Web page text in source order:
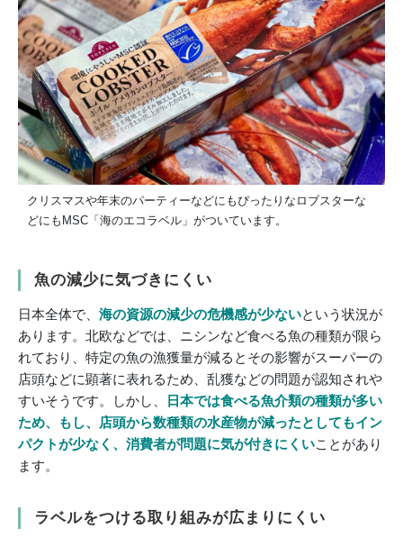
クリスマスや年末のパーティーなどにもぴったりなロブスターな
どにもMSC「海のエコラベル」がついています。
魚の減少に気づきにくい
日本全体で、 海の資源の減少の危機感が少ないという状況が
あります。北欧などでは、ニシンなど食べる魚の種類が限ら
れており、特定の魚の漁獲量が減るとその影響がスーパーの
店頭などに顕著に表れるため、乱獲などの問題が認知されや
すいそうです。しかし、
日本では食べる魚介類の種類が多い
ため、もし、店頭から数種類の水産物が減ったとしてもイン
パクトが少なく、消費者が問題に気が付きにくいことがあり
ます。
ラベルをつける取り組みが広まりにくい